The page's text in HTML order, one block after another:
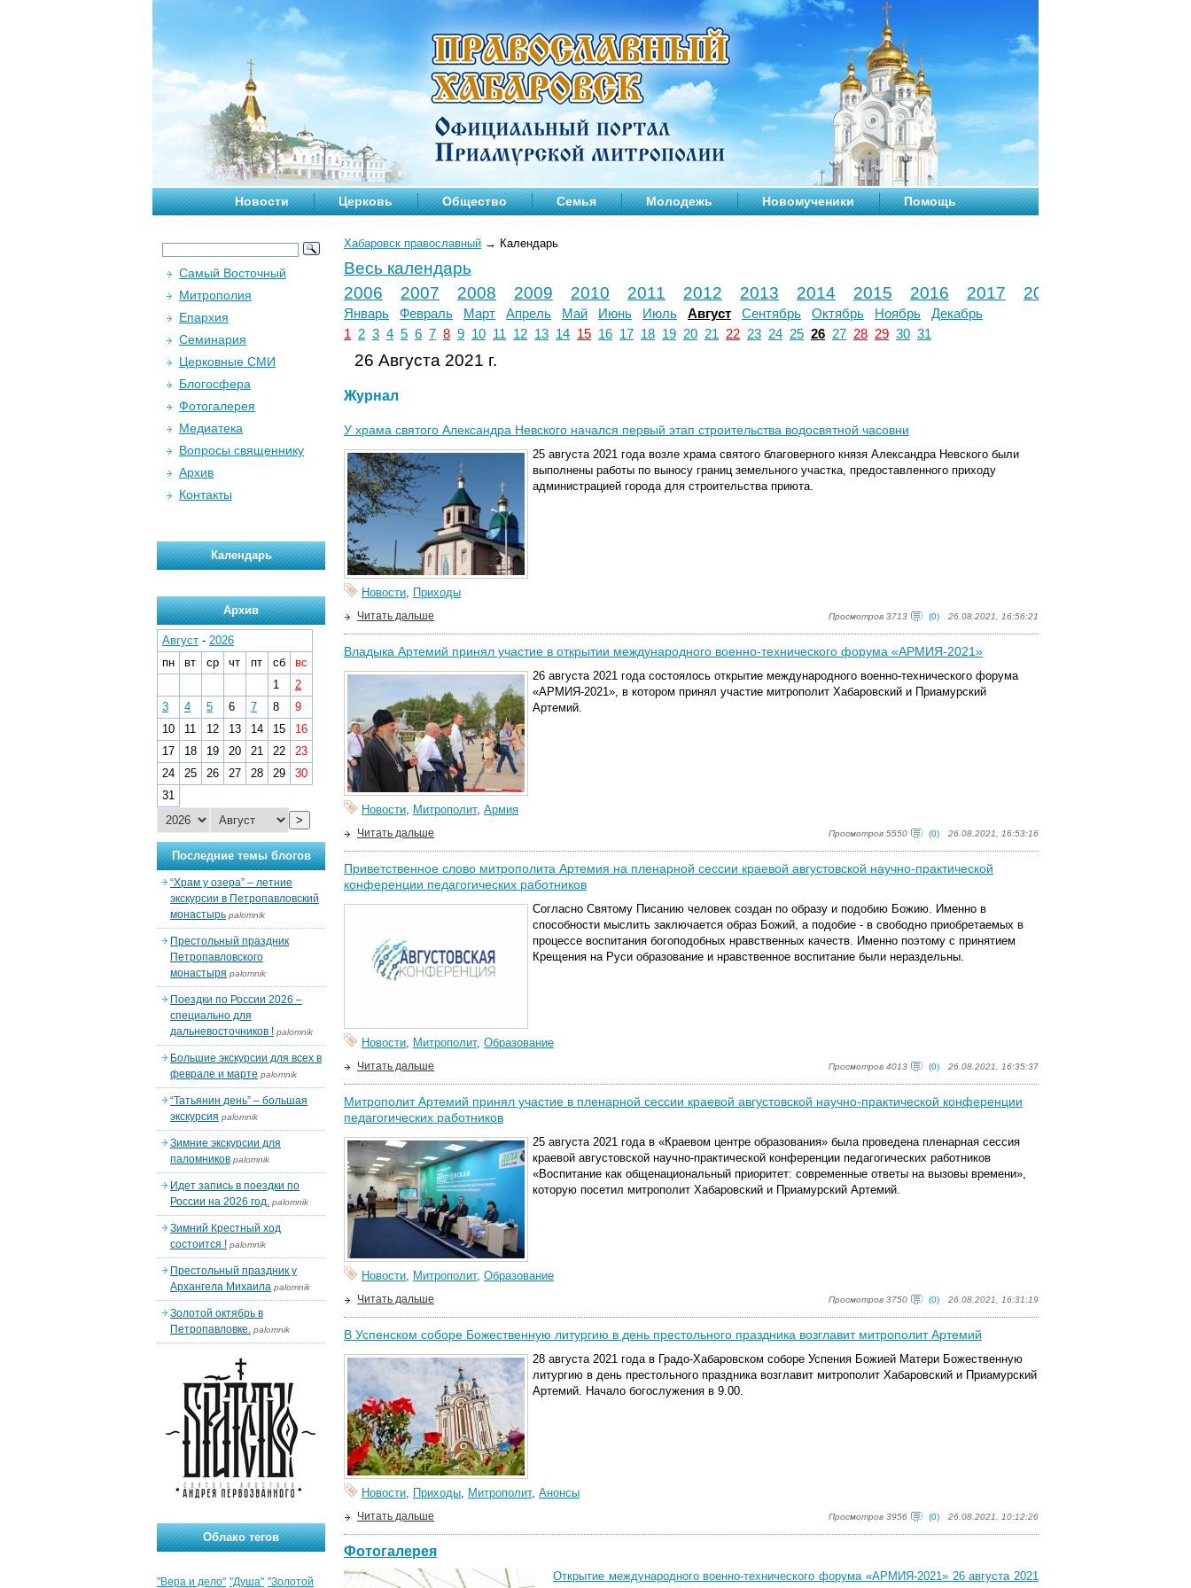
Новости Церковь Общество Семья Молодежь Новомученики Помощь
Хабаровск православный → Календарь
Весь календарь
2006
2007 2008 2009 2010 2011 2012 2013 2014 2015 2016 2017 2018
Январь Февраль Март Апрель Май Июнь Июль Август Сентябрь Октябрь Ноябрь
Декабрь
1
2 3 4 5 6 7 8 9 10 11 12 13 14 15 16 17 18 19 20 21 22 23 24 25 26 27 28 29 30 31
26 Августа 2021 г.
Журнал
У храма святого Александра Невского начался первый этап строительства водосвятной часовни
25 августа 2021 года возле храма святого благоверного князя Александра Невского были
выполнены работы по выносу границ земельного участка, предоставленного приходу
администрацией города для строительства приюта.
Новости, Приходы
Просмотров 3713 (0) 26.08.2021, 16:56:21
Читать дальше
Владыка Артемий принял участие в открытии международного военно-технического форума «АРМИЯ-2021»
26 августа 2021 года состоялось открытие международного военно-технического форума
«АРМИЯ-2021», в котором принял участие митрополит Хабаровский и Приамурский
Артемий.
Новости, Митрополит, Армия
Просмотров 5550 (0) 26.08.2021, 16:53:16
Читать дальше
Приветственное слово митрополита Артемия на пленарной сессии краевой августовской научно-практической
конференции педагогических работников
Согласно Святому Писанию человек создан по образу и подобию Божию. Именно в
способности мыслить заключается образ Божий, а подобие - в свободно приобретаемых в
процессе воспитания богоподобных нравственных качеств. Именно поэтому с принятием
Крещения на Руси образование и нравственное воспитание были нераздельны.
Новости, Митрополит, Образование
Просмотров 4013 (0) 26.08.2021, 16:35:37
Читать дальше
Митрополит Артемий принял участие в пленарной сессии краевой августовской научно-практической конференции
педагогических работников
25 августа 2021 года в «Краевом центре образования» была проведена пленарная сессия
краевой августовской научно-практической конференции педагогических работников
«Воспитание как общенациональный приоритет: современные ответы на вызовы времени»,
которую посетил митрополит Хабаровский и Приамурский Артемий.
Новости, Митрополит, Образование
Просмотров 3750 (0) 26.08.2021, 16:31:19
Читать дальше
В Успенском соборе Божественную литургию в день престольного праздника возглавит митрополит Артемий
28 августа 2021 года в Градо-Хабаровском соборе Успения Божией Матери Божественную
литургию в день престольного праздника возглавит митрополит Хабаровский и Приамурский
Артемий. Начало богослужения в 9.00.
Новости, Приходы, Митрополит, Анонсы
Просмотров 3956 (0) 26.08.2021, 10:12:26
Читать дальше
Фотогалерея
Открытие международного военно-технического форума «АРМИЯ-2021» 26 августа 2021
Самый Восточный
Митрополия
Епархия
Семинария
Церковные СМИ
Блогосфера
Фотогалерея
Медиатека
Вопросы священнику
Архив
Контакты
Календарь
Архив
Август - 2026
пн
вт ср чт пт сб
вс
1
2
3
4 5 6 7 8
9
10
11 12 13 14 15
16
17
18 19 20 21 22
23
24
25 26 27 28 29
30
31
>
Последние темы блогов
“Храм у озера” – летние
экскурсии в Петропавловский
монастырь palomnik
Престольный праздник
Петропавловского
монастыря palomnik
Поездки по России 2026 –
специально для
дальневосточников ! palomnik
Большие экскурсии для всех в
феврале и марте palomnik
“Татьянин день” – большая
экскурсия palomnik
Зимние экскурсии для
паломников palomnik
Идет запись в поездки по
России на 2026 год. palomnik
Зимний Крестный ход
состоится ! palomnik
Престольный праздник у
Архангела Михаила palomnik
Золотой октябрь в
Петропавловке. palomnik
Облако тегов
"Вера и дело" "Душа" "Золотой